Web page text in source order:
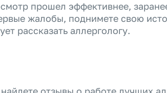
прошел эффективнее,
жалобы, поднимете свою
рассказать аллергологу.